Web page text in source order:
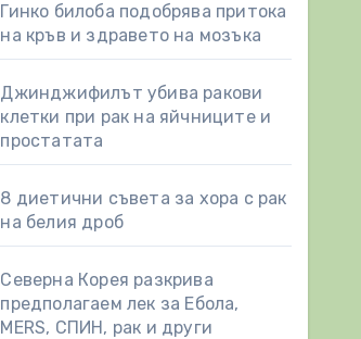
Гинко билоба подобрява притока
на кръв и здравето на мозъка
Джинджифилът убива ракови
клетки при рак на яйчниците и
простатата
8 диетични съвета за хора с рак
на белия дроб
Северна Корея разкрива
предполагаем лек за Ебола,
MERS, СПИН, рак и други